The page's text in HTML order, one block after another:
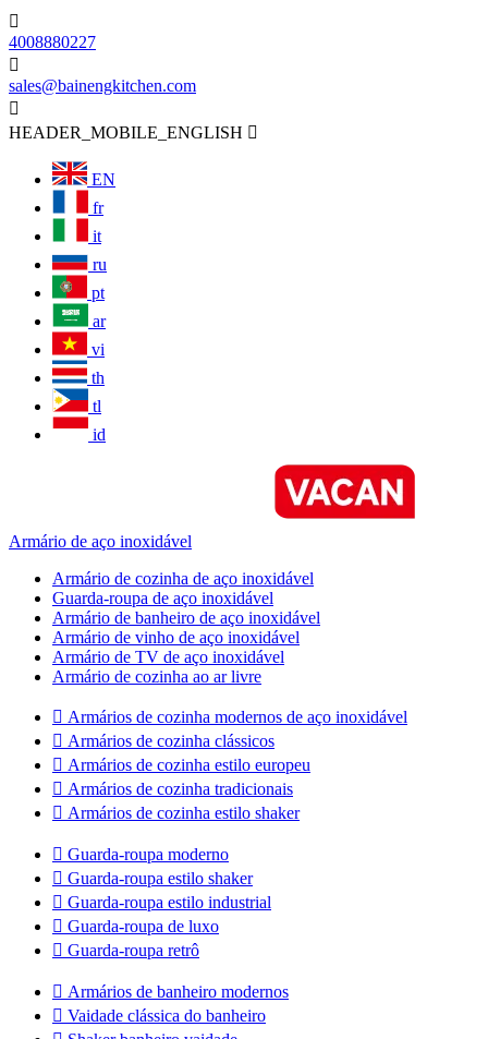

4008880227

sales@bainengkitchen.com

HEADER_MOBILE_ENGLISH 
EN
fr
it
ru
pt
ar
vi
th
tl
id
Armário de aço inoxidável
Armário de cozinha de aço inoxidável
Guarda-roupa de aço inoxidável
Armário de banheiro de aço inoxidável
Armário de vinho de aço inoxidável
Armário de TV de aço inoxidável
Armário de cozinha ao ar livre
 Armários de cozinha modernos de aço inoxidável
 Armários de cozinha clássicos
 Armários de cozinha estilo europeu
 Armários de cozinha tradicionais
 Armários de cozinha estilo shaker
 Guarda-roupa moderno
 Guarda-roupa estilo shaker
 Guarda-roupa estilo industrial
 Guarda-roupa de luxo
 Guarda-roupa retrô
 Armários de banheiro modernos
 Vaidade clássica do banheiro